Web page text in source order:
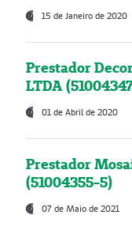
15 de Janeiro de 2020
Prestador
LTDA
01 de Abril de 2020
Prestador
(51004355-5)
07 de Maio de 2021